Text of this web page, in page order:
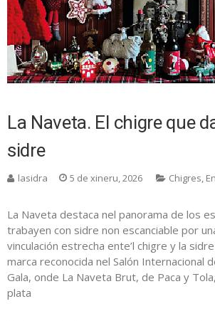
La Naveta. El chigre que
sidre
lasidra 5 de xineru, 2026 Chigres,
La Naveta destaca nel panorama de los
trabayen con sidre non escanciable por
vinculación estrecha ente’l chigre y la
marca reconocida nel Salón Internacional
Gala, onde La Naveta Brut, de Paca y
plata